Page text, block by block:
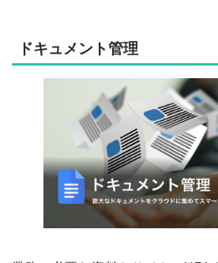
ドキュメント管理